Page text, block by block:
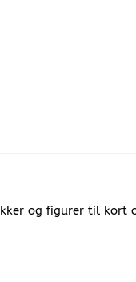
og figurer til kort